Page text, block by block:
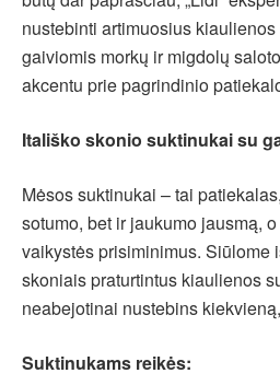
nustebinti artimuosius
gaiviomis morkų ir migdolų
akcentu prie pagrindinio
Itališko skonio suktinukai su
Mėsos suktinukai – tai
sotumo, bet ir jaukumo jausmą,
vaikystės prisiminimus. Siūlome
skoniais praturtintus kiaulienos
neabejotinai nustebins
Suktinukams reikės: